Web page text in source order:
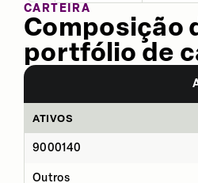
CARTEIRA
Composição
portfólio de
ATIVOS
9000140
Outros